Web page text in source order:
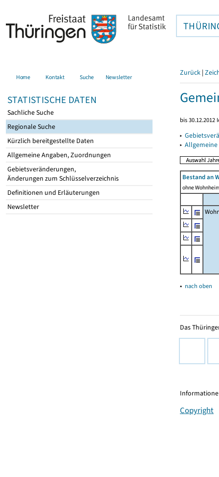
Home Kontakt Suche Newsletter
STATISTISCHE DATEN
Sachliche Suche
Regionale Suche
Kürzlich bereitgestellte Daten
Allgemeine Angaben, Zuordnungen
Gebietsveränderungen,
Änderungen zum Schlüsselverzeichnis
Definitionen und Erläuterungen
Newsletter
Zurück |
bis 30.12.2012
▸
▸
Bestand an
ohne
▴ nach oben
Das
Copyright